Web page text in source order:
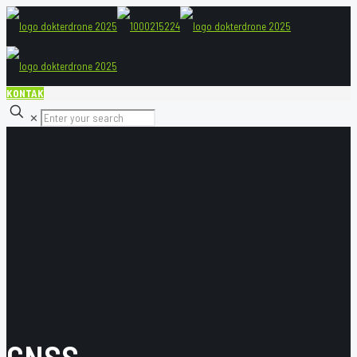
KONTAK
✕